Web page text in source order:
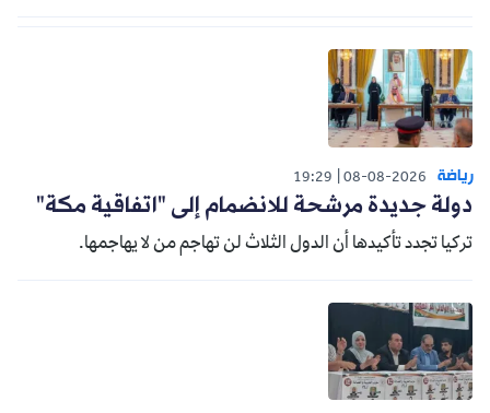
رياضة 08-08-2026
19:29
دولة جديدة مرشحة للانضمام إلى "اتفاقية مكة"
تركيا تجدد تأكيدها أن الدول الثلاث لن تهاجم من لا يهاجمها.